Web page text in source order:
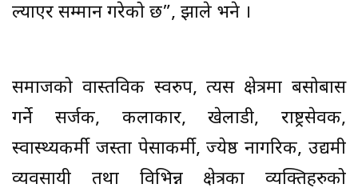
ल्याएर सम्मान गरेको छ”, झाले भने ।
समाजको वास्तविक स्वरुप, त्यस क्षेत्रमा बसोबास
गर्ने सर्जक, कलाकार, खेलाडी, राष्ट्रसेवक,
स्वास्थ्यकर्मी जस्ता पेसाकर्मी, ज्येष्ठ नागरिक, उद्यमी
व्यवसायी तथा विभिन्न क्षेत्रका व्यक्तिहरुको